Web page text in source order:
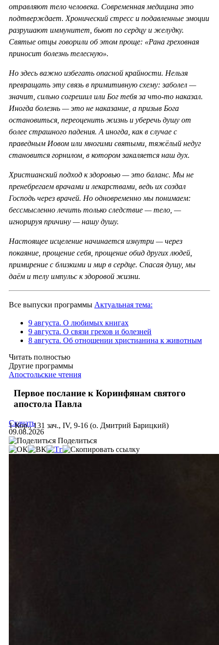
отравляют тело человека. Современная медицина это
подтверждает. Хронический стресс и подавленные эмоции
разрушают иммунитет, бьют по сердцу и желудку.
Святые отцы говорили об этом проще: «Рана греховная
приносит болезнь телесную».
Но здесь важно избегать опасной крайности. Нельзя
превращать эту связь в примитивную схему: заболел —
значит, сильно согрешил или Бог тебя за что-то наказал.
Иногда болезнь — это не наказание, а призыв Бога
остановиться, переоценить жизнь и уберечь душу от
более страшного падения. А иногда, как в случае с
праведным Иовом или многими святыми, тяжёлый недуг
становится горнилом, в котором закаляется наш дух.
Христианский подход к здоровью — это баланс. Мы не
пренебрегаем врачами и лекарствами, ведь их создал
Господь через врачей. Но одновременно мы понимаем:
бессмысленно лечить только следствие — тело, —
игнорируя причину — нашу душу.
Настоящее исцеление начинается изнутри — через
покаяние, прощение себя, прощение обид других людей,
примирение с близкими и мир в сердце. Спасая душу, мы
даём и телу импульс к здоровой жизни.
Все выпуски программы Актуальная тема:
9 августа. О любимых книгах
9 августа. О связи грехов и болезней
8 августа. Об отношении христианина к животным
Читать полностью
Другие программы
Апостольские чтения
Первое послание к Коринфянам святого
апостола Павла
1 Кор., 131 зач., IV, 9-16 (о. Дмитрий Барицкий)
Скачать
09.08.2026
Поделиться